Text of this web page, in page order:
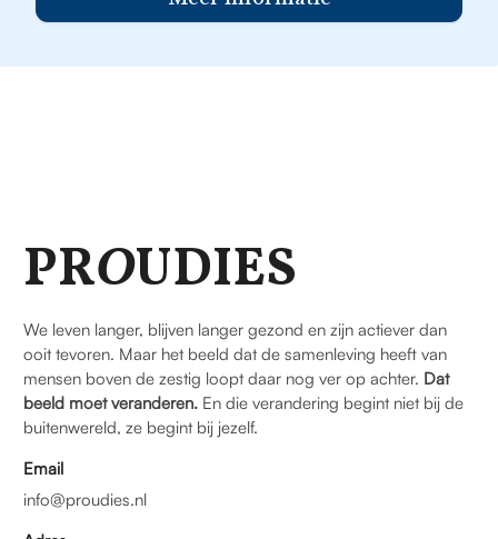
PROUDIES
We leven langer, blijven langer gezond en zijn actiever dan
ooit tevoren. Maar het beeld dat de samenleving heeft van
mensen boven de zestig loopt daar nog ver op achter. Dat
beeld moet veranderen. En die verandering begint niet bij de
buitenwereld, ze begint bij jezelf.
Email
info@proudies.nl